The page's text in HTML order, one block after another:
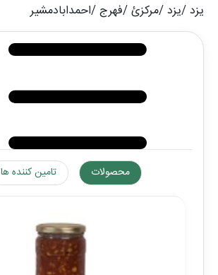
یزد /یزد /مرکزئ /فهرج /احمدابادمشیر
محصولات تامین کننده ها